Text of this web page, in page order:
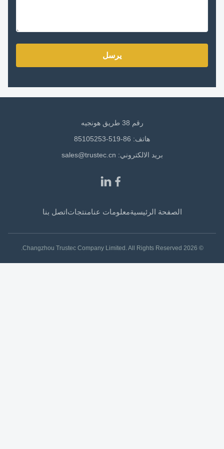
يرسل
هاتف: 86-519-85105253
بريد الالكتروني: sales@trustec.cn
الصفحة الرئيسيةمعلومات عنامنتجاتاتصل بنا